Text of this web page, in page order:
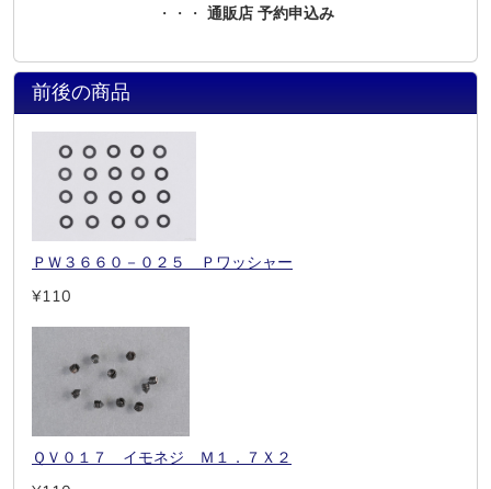
・・・ 通販店 予約申込み
前後の商品
ＰＷ３６６０－０２５ Ｐワッシャー
¥110
ＱＶ０１７ イモネジ Ｍ１．７Ｘ２